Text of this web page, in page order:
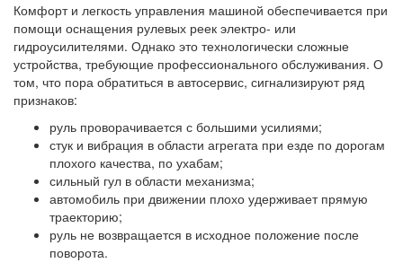
Комфорт и легкость управления машиной обеспечивается при
помощи оснащения рулевых реек электро- или
гидроусилителями. Однако это технологически сложные
устройства, требующие профессионального обслуживания. О
том, что пора обратиться в автосервис, сигнализируют ряд
признаков:
руль проворачивается с большими усилиями;
стук и вибрация в области агрегата при езде по дорогам
плохого качества, по ухабам;
сильный гул в области механизма;
автомобиль при движении плохо удерживает прямую
траекторию;
руль не возвращается в исходное положение после
поворота.